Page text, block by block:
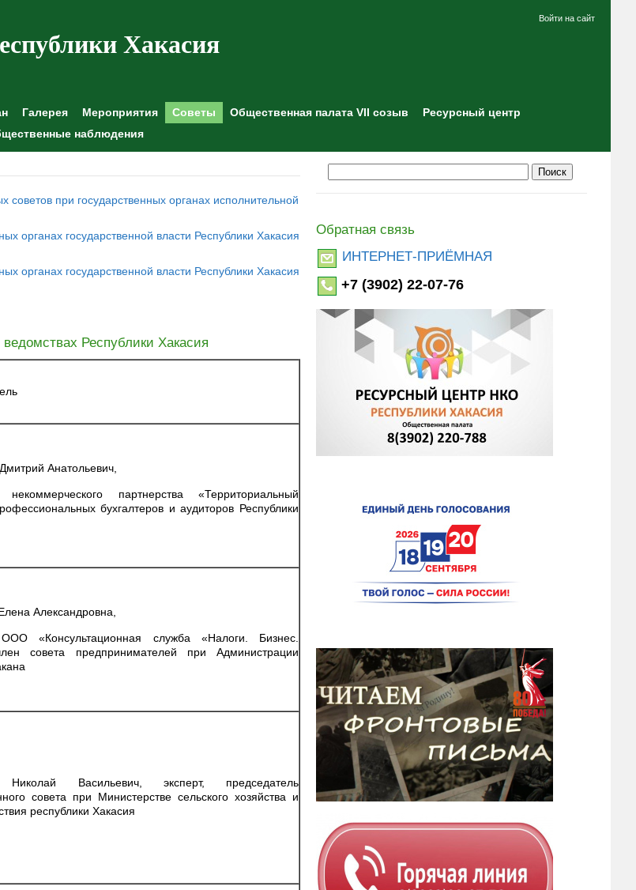
Хакасия
Войти на сайт
Галерея Мероприятия Советы Общественная палата VII созыв
Ресурсный центр
наблюдения
при государственных органах исполнительной
органах государственной власти Республики Хакасия
органах государственной власти Республики Хакасия
Республики Хакасия
Анатольевич,
некоммерческого партнерства «Территориальный
бухгалтеров и аудиторов Республики
Александровна,
«Консультационная служба «Налоги. Бизнес.
совета предпринимателей при Администрации
Николай Васильевич, эксперт, председатель
совета при Министерстве сельского хозяйства и
республики Хакасия
Обратная связь
ИНТЕРНЕТ-ПРИЁМНАЯ
+7 (3902) 22-07-76